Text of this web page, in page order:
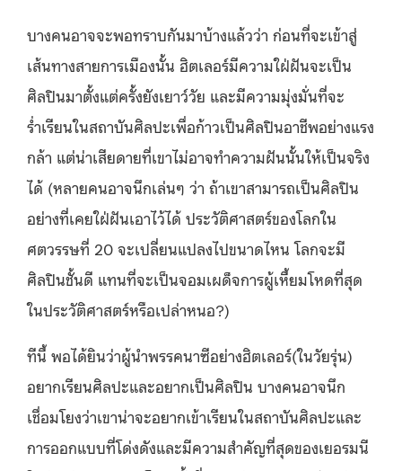
บางคนอาจจะพอทราบกันมาบ้างแล้วว่า ก่อนที่จะเข้าสู่
เส้นทางสายการเมืองนั้น ฮิตเลอร์มีความใฝ่ฝันจะเป็น
ศิลปินมาตั้งแต่ครั้งยังเยาว์วัย และมีความมุ่งมั่นที่จะ
ร่ำเรียนในสถาบันศิลปะเพื่อก้าวเป็นศิลปินอาชีพอย่างแรง
กล้า แต่น่าเสียดายที่เขาไม่อาจทำความฝันนั้นให้เป็นจริง
ได้ (หลายคนอาจนึกเล่นๆ ว่า ถ้าเขาสามารถเป็นศิลปิน
อย่างที่เคยใฝ่ฝันเอาไว้ได้ ประวัติศาสตร์ของโลกใน
ศตวรรษที่ 20 จะเปลี่ยนแปลงไปขนาดไหน โลกจะมี
ศิลปินชั้นดี แทนที่จะเป็นจอมเผด็จการผู้เหี้ยมโหดที่สุด
ในประวัติศาสตร์หรือเปล่าหนอ?)
ทีนี้ พอได้ยินว่าผู้นำพรรคนาซีอย่างฮิตเลอร์(ในวัยรุ่น)
อยากเรียนศิลปะและอยากเป็นศิลปิน บางคนอาจนึก
เชื่อมโยงว่าเขาน่าจะอยากเข้าเรียนในสถาบันศิลปะและ
การออกแบบที่โด่งดังและมีความสำคัญที่สุดของเยอรมนี